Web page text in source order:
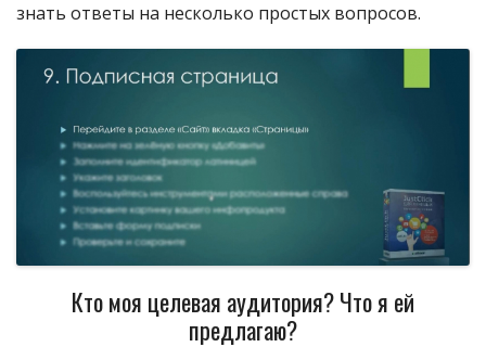
знать ответы на несколько простых вопросов.
Кто моя целевая аудитория? Что я ей
предлагаю?